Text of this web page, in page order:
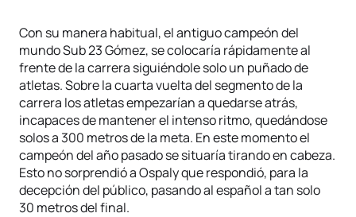
Con su manera habitual, el antiguo campeón del
mundo Sub 23 Gómez, se colocaría rápidamente al
frente de la carrera siguiéndole solo un puñado de
atletas. Sobre la cuarta vuelta del segmento de la
carrera los atletas empezarían a quedarse atrás,
incapaces de mantener el intenso ritmo, quedándose
solos a 300 metros de la meta. En este momento el
campeón del año pasado se situaría tirando en cabeza.
Esto no sorprendió a Ospaly que respondió, para la
decepción del público, pasando al español a tan solo
30 metros del final.